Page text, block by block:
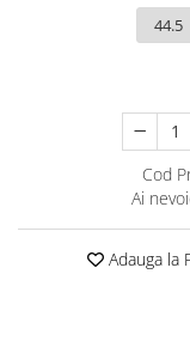
Cod
Ai
Adauga la